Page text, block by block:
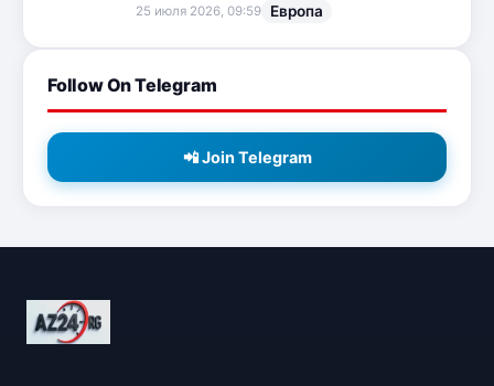
25 июля 2026, 09:59 Европа
Follow On Telegram
📲 Join Telegram